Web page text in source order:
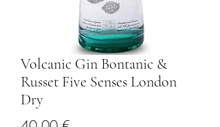
Volcanic Gin Bontanic &
Russet Five Senses London
Dry